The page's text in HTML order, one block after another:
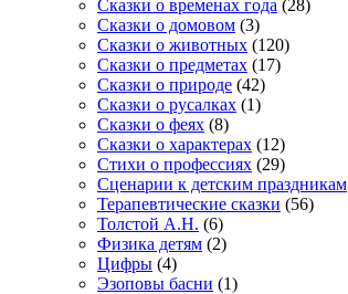
Сказки о временах года (28)
Сказки о домовом (3)
Сказки о животных (120)
Сказки о предметах (17)
Сказки о природе (42)
Сказки о русалках (1)
Сказки о феях (8)
Сказки о характерах (12)
Стихи о профессиях (29)
Сценарии к детским праздникам
Терапевтические сказки (56)
Толстой А.Н. (6)
Физика детям (2)
Цифры (4)
Эзоповы басни (1)